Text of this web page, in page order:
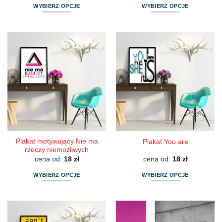
WYBIERZ OPCJE
wiele
wariantów.
Opcje
można
wybrać
na
stronie
produktu
WYBIERZ OPCJE
wiele
wariantów.
Opcje
można
wybrać
na
stronie
produktu
Plakat motywujący Nie ma
rzeczy niemożliwych
cena od: 18 zł
WYBIERZ OPCJE
wiele
Plakat You are
cena od: 18 zł
WYBIERZ OPCJE
wiele